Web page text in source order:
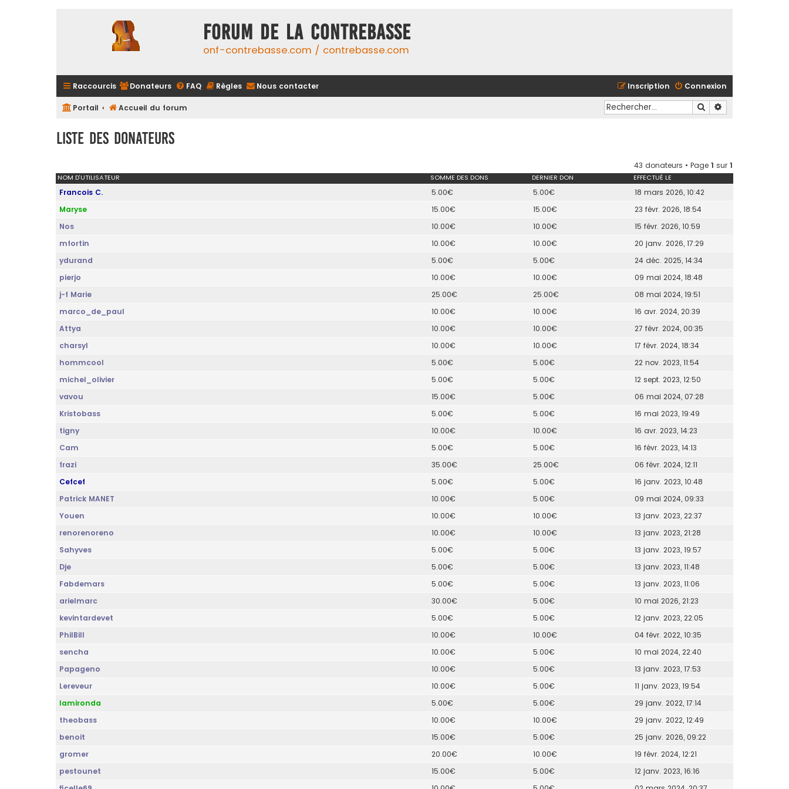
FORUM DE LA CONTREBASSE
onf-contrebasse.com / contrebasse.com
Raccourcis Donateurs FAQ Règles Nous contacter Connexion
Inscription
Portail Accueil du forum Rechercher
Liste des donateurs
43 donateurs • Page 1 sur 1
NOM D’UTILISATEUR SOMME DES DONS DERNIER DON EFFECTUÉ LE
Francois C. 5.00€ 5.00€
18 mars 2026, 10:42
Maryse
15.00€ 15.00€
23 févr. 2026, 18:54
Nos
10.00€ 10.00€
15 févr. 2026, 10:59
mfortin
10.00€ 10.00€
20 janv. 2026, 17:29
ydurand
5.00€ 5.00€
24 déc. 2025, 14:34
pierjo
10.00€ 10.00€
09 mai 2024, 18:48
j-f Marie
25.00€ 25.00€
08 mai 2024, 19:51
marco_de_paul
10.00€ 10.00€
16 avr. 2024, 20:39
Attya
10.00€ 10.00€
27 févr. 2024, 00:35
charsyl
10.00€ 10.00€
17 févr. 2024, 18:34
hommcool
5.00€ 5.00€
22 nov. 2023, 11:54
michel_olivier
5.00€ 5.00€
12 sept. 2023, 12:50
vavou
15.00€ 5.00€
06 mai 2024, 07:28
Kristobass
5.00€ 5.00€
16 mai 2023, 19:49
tigny
10.00€ 10.00€
16 avr. 2023, 14:23
Cam
5.00€ 5.00€
16 févr. 2023, 14:13
frazi
35.00€ 25.00€
06 févr. 2024, 12:11
Cefcef
5.00€ 5.00€
16 janv. 2023, 10:48
Patrick MANET
10.00€ 5.00€
09 mai 2024, 09:33
Youen
10.00€ 10.00€
13 janv. 2023, 22:37
renorenoreno
10.00€ 10.00€
13 janv. 2023, 21:28
Sahyves
5.00€ 5.00€
13 janv. 2023, 19:57
Dje
5.00€ 5.00€
13 janv. 2023, 11:48
Fabdemars
5.00€ 5.00€
13 janv. 2023, 11:06
arielmarc
30.00€ 5.00€
10 mai 2026, 21:23
kevintardevet
5.00€ 5.00€
12 janv. 2023, 22:05
PhilBill
10.00€ 10.00€
04 févr. 2022, 10:35
sencha
10.00€ 5.00€
10 mai 2024, 22:40
Papageno
10.00€ 5.00€
13 janv. 2023, 17:53
Lereveur
10.00€ 5.00€
11 janv. 2023, 19:54
lamironda
5.00€ 5.00€
29 janv. 2022, 17:14
theobass
10.00€ 10.00€
29 janv. 2022, 12:49
benoit
15.00€ 5.00€
25 janv. 2026, 09:22
gromer
20.00€ 10.00€
19 févr. 2024, 12:21
pestounet
15.00€ 5.00€
12 janv. 2023, 16:16